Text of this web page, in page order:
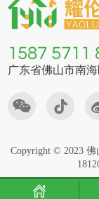
1587 5711
广东省佛山市南
Copyright © 2023